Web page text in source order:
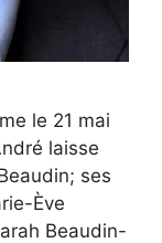
le 21 mai
laisse
ses
Ève
Beaudin-